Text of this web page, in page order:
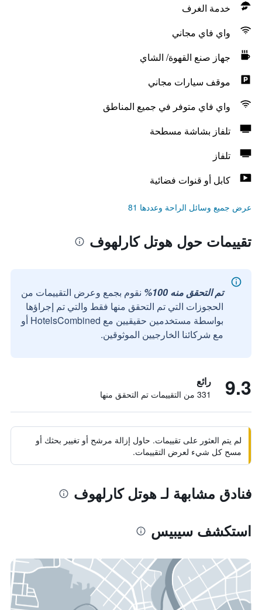
خدمة الغرف
واي فاي مجاني
جهاز صنع القهوة/ الشاي
موقف سيارات مجاني
واي فاي متوفر في جميع المناطق
تلفاز بشاشة مسطحة
تلفاز
كابل أو قنوات فضائية
عرض جميع وسائل الراحة وعددها 81
تقييمات حول هوتل كارلهوف
تم التحقق منه 100%
نقوم بجمع وعرض التقييمات من
الحجوزات التي تم التحقق منها فقط والتي تم إجراؤها
بواسطة مستخدمين حقيقيين مع HotelsCombined أو
مع شركائنا الخارجيين الموثوقين.
9.3 رائع
331 من التقييمات تم التحقق منها
لم يتم العثور على تقييمات. حاول إزالة مرشح أو تغيير بحثك أو
مسح كل شيء لعرض التقييمات.
فنادق مشابهة لـ هوتل كارلهوف
استكشف سيبيس